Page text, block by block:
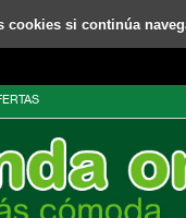
si continúa